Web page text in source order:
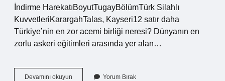
İndirme HarekatıBoyutTugayBölümTürk Silahlı
KuvvetleriKarargahTalas, Kayseri12 satır daha
Türkiye’nin en zor acemi birliği neresi? Dünyanın en
zorlu askeri eğitimleri arasında yer alan…
Devamını okuyun Yorum Bırak